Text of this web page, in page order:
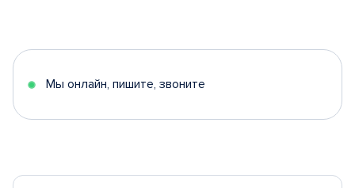
5
Мы онлайн, пишите, звоните